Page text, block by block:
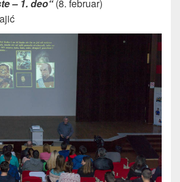
– 1. deo“(8. februar)